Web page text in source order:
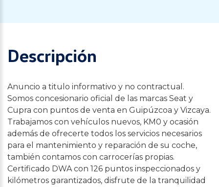
Descripción
Anuncio a titulo informativo y no contractual.
Somos concesionario oficial de las marcas Seat y
Cupra con puntos de venta en Guipúzcoa y Vizcaya.
Trabajamos con vehículos nuevos, KM0 y ocasión
además de ofrecerte todos los servicios necesarios
para el mantenimiento y reparación de su coche,
también contamos con carrocerías propias.
Certificado DWA con 126 puntos inspeccionados y
kilómetros garantizados, disfrute de la tranquilidad